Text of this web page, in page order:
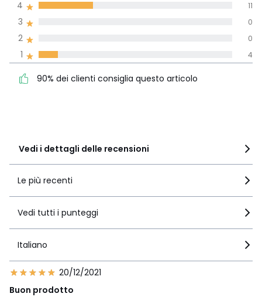
4 11
5
Vedi i dettagli delle recensioni
1 4
2 0
3 0
4 11
90% dei clienti consiglia questo articolo
Le più recenti
Vedi tutti i punteggi
Italiano
20/12/2021
Buon prodotto